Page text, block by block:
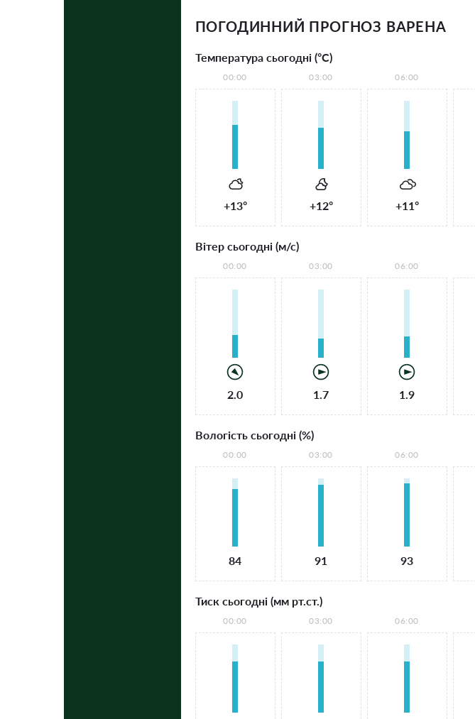
ПОГОДИННИЙ ПРОГНОЗ ВАРЕНА
Температура сьогодні (°С)
00:00
+13°
03:00
+12°
06:00
+11°
Вітер сьогодні (м/с)
00:00
2.0
03:00
1.7
06:00
1.9
Вологість сьогодні (%)
00:00
84
03:00
91
06:00
93
Тиск сьогодні (мм рт.ст.)
00:00 03:00 06:00